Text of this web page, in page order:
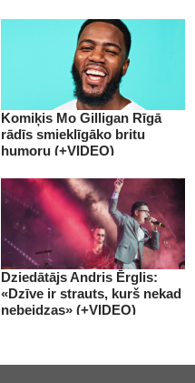
Komiķis Mo Gilligan Rīgā
rādīs smieklīgāko britu
humoru (+VIDEO)
Dziedātājs Andris Ērglis:
«Dzīve ir strauts, kurš nekad
nebeidzas» (+VIDEO)